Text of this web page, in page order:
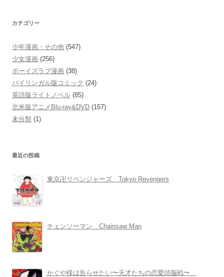
カテゴリー
少年漫画・その他 (547)
少女漫画 (256)
ボーイズラブ漫画 (38)
バイリンガル版コミック (24)
英語版ライトノベル (85)
北米版アニメBlu-ray&DVD (157)
未分類 (1)
最近の投稿
東京卍リベンジャーズ Tokyo Revengers
チェンソーマン Chainsaw Man
かぐや様は告らせたい〜天才たちの恋愛頭脳戦〜